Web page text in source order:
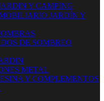
Y CAMPING
JARDÍN Y
DE SOMBREO
METAL
Y COMPLEMENTOS